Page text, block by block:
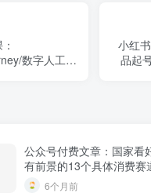
数字人工具
小红
品起
公众号付费文章：国家看
有前景的13个具体消费赛
课
6个月前